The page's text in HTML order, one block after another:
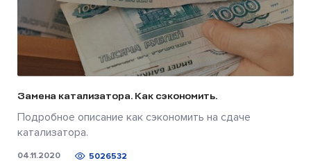
Замена катализатора. Как сэкономить.
Подробное описание как сэкономить на сдаче
катализатора.
04.11.2020 5026532